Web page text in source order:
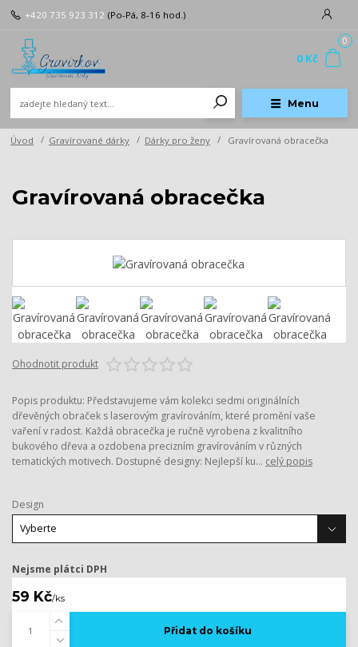
Menu
+420 735 923 312 (Po-Pá, 8-16 hod.)
0
0 Kč
Úvod Gravírované dárky Dárky pro ženy Gravírovaná obracečka
Gravírovaná obracečka
Ohodnotit produkt
Popis produktu: Představujeme vám kolekci sedmi originálních
dřevěných obraček s laserovým gravírováním, které promění vaše
vaření v radost. Každá obracečka je ručně vyrobena z kvalitního
bukového dřeva a ozdobena precizním gravírováním v různých
tematických motivech. Dostupné designy: Nejlepší ku... celý popis
Design
Nejsme plátci DPH
59 Kč/ks
Přidat do košíku